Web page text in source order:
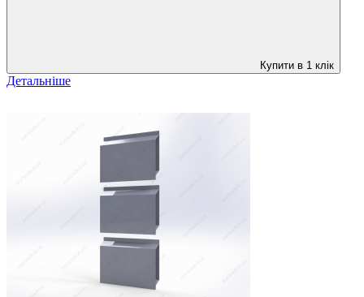
Купити в 1 клік
Детальніше